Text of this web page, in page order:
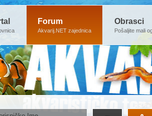
Forum
Akvarij.NET zajednica
Obrasci
Pošaljite mali